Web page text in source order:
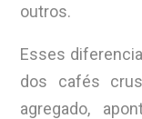
outros.
Esses
dos cafés
agregado,